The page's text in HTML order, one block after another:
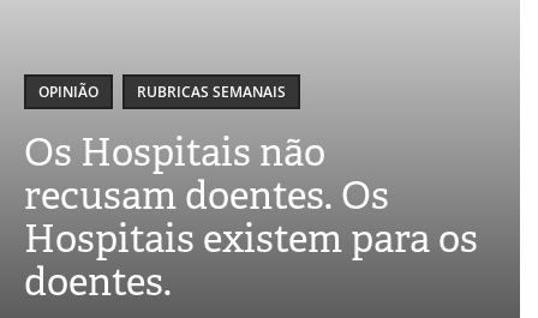
OPINIÃO RUBRICAS SEMANAIS
Os Hospitais não
recusam doentes. Os
Hospitais existem para os
doentes.